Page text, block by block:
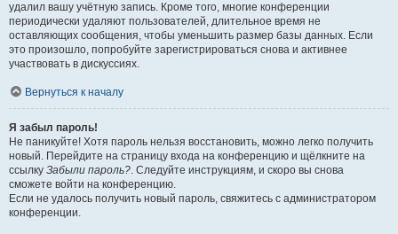
удалил вашу учётную запись. Кроме того, многие конференции
периодически удаляют пользователей, длительное время не
оставляющих сообщения, чтобы уменьшить размер базы данных. Если
это произошло, попробуйте зарегистрироваться снова и активнее
участвовать в дискуссиях.
Вернуться к началу
Я забыл пароль!
Не паникуйте! Хотя пароль нельзя восстановить, можно легко получить
новый. Перейдите на страницу входа на конференцию и щёлкните на
ссылку Забыли пароль?. Следуйте инструкциям, и скоро вы снова
сможете войти на конференцию.
Если не удалось получить новый пароль, свяжитесь с администратором
конференции.